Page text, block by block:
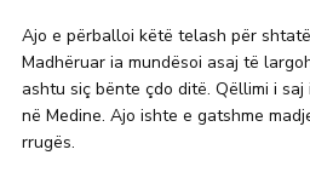
Ajo e përballoi këtë telash për
Madhëruar ia mundësoi asaj të
ashtu siç bënte çdo ditë. Qëllimi i
në Medine. Ajo ishte e gatshme
rrugës.